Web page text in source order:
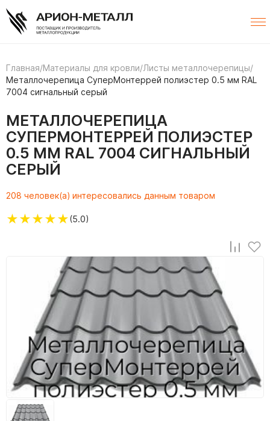
Главная/Материалы для кровли/Листы металлочерепицы/
Металлочерепица СуперМонтеррей полиэстер 0.5 мм RAL
7004 сигнальный серый
МЕТАЛЛОЧЕРЕПИЦА
СУПЕРМОНТЕРРЕЙ ПОЛИЭСТЕР
0.5 ММ RAL 7004 СИГНАЛЬНЫЙ
СЕРЫЙ
208 человек(а) интересовались данным товаром
★★★★★(5.0)